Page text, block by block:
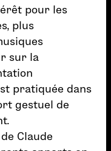
pour les
plus
sur la
pratiquée dans
gestuel de
Claude